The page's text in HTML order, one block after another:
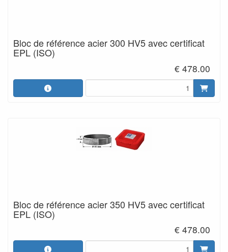
Bloc de référence acier 300 HV5 avec certificat
EPL (ISO)
€ 478.00
Bloc de référence acier 350 HV5 avec certificat
EPL (ISO)
€ 478.00